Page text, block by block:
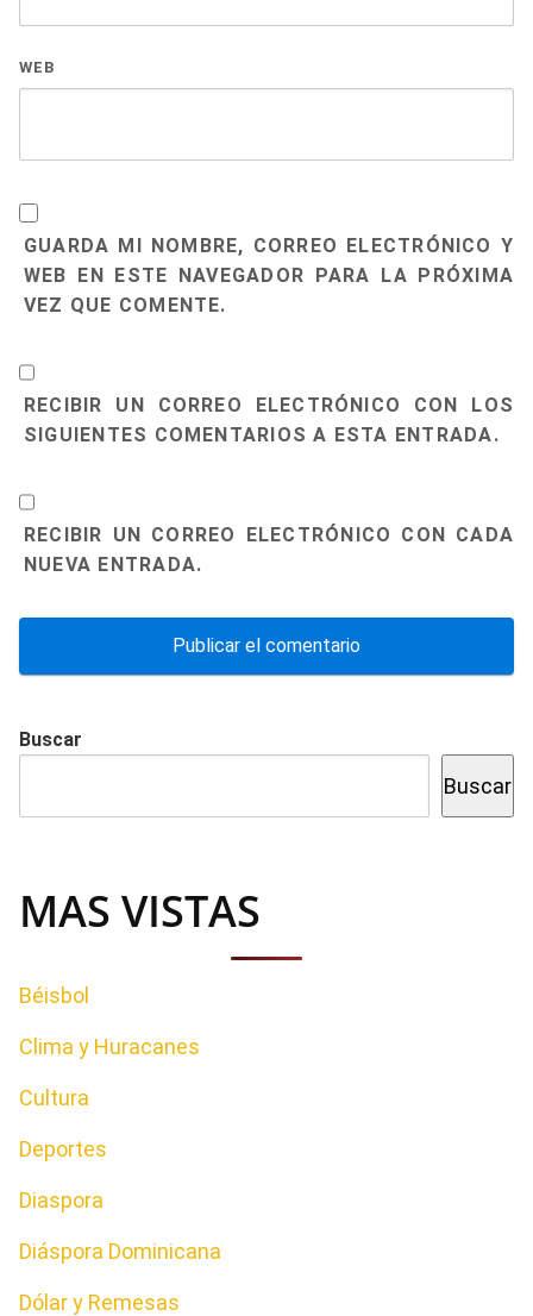
WEB
GUARDA MI NOMBRE, CORREO ELECTRÓNICO Y
WEB EN ESTE NAVEGADOR PARA LA PRÓXIMA
VEZ QUE COMENTE.
RECIBIR UN CORREO ELECTRÓNICO CON LOS
SIGUIENTES COMENTARIOS A ESTA ENTRADA.
RECIBIR UN CORREO ELECTRÓNICO CON CADA
NUEVA ENTRADA.
Buscar
Buscar
MAS VISTAS
Béisbol
Clima y Huracanes
Cultura
Deportes
Diaspora
Diáspora Dominicana
Dólar y Remesas